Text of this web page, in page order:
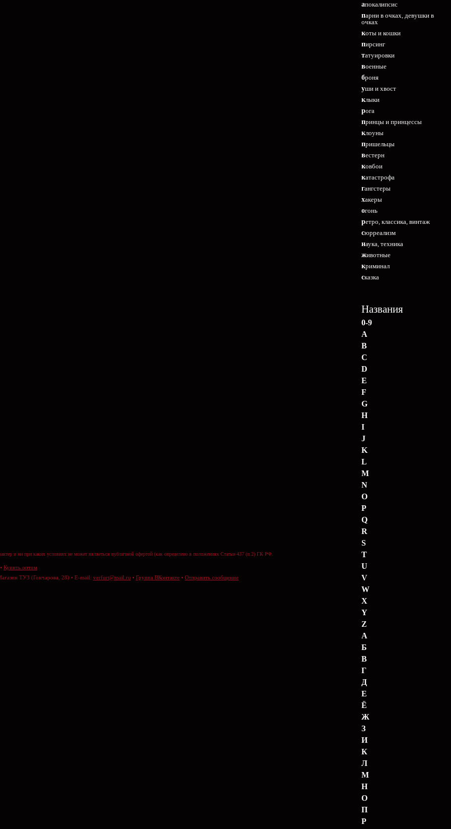
апокалипсис
парни в очках, девушки в
очках
коты и кошки
пирсинг
татуировки
военные
броня
уши и хвост
клыки
рога
принцы и принцессы
клоуны
пришельцы
вестерн
ковбои
катастрофа
гангстеры
хакеры
огонь
ретро, классика, винтаж
сюрреализм
наука, техника
животные
криминал
сказка
Названия
0-9
A
B
C
D
E
F
G
H
I
J
K
L
M
N
O
P
Q
R
S
T
U
V
W
X
Y
Z
А
Б
В
Г
Д
Е
Ё
Ж
З
И
К
Л
М
Н
О
П
Р
и ни при каких условиях не может являеться публичной офертой (как определено в положениях Статьи 437 (п.2) ГК РФ.
• Купить оптом
ТУЗ (Гончарова, 28) • E-mail: verfurt@mail.ru • Группа ВКонтакте • Отправить сообщение